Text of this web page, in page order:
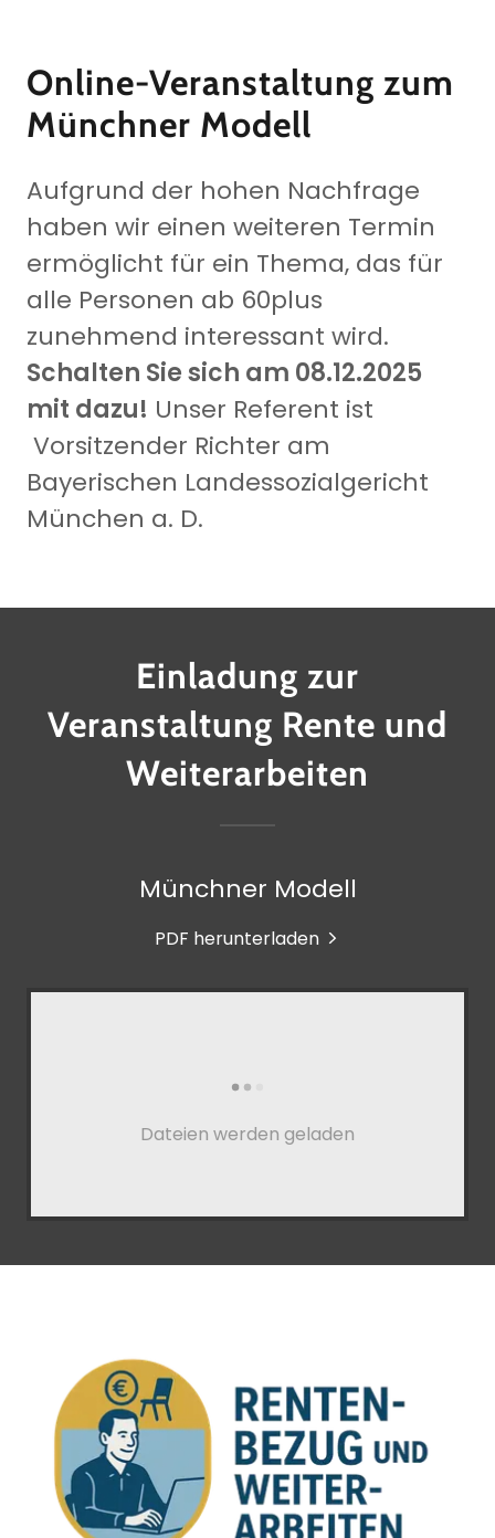
Online-Veranstaltung zum
Münchner Modell
Aufgrund der hohen Nachfrage
haben wir einen weiteren Termin
ermöglicht für ein Thema, das für
alle Personen ab 60plus
zunehmend interessant wird.
Schalten Sie sich am 08.12.2025
mit dazu! Unser Referent ist
Vorsitzender Richter am
Bayerischen Landessozialgericht
München a. D.
Einladung zur
Veranstaltung Rente und
Weiterarbeiten
Münchner Modell
PDF herunterladen
Dateien werden geladen